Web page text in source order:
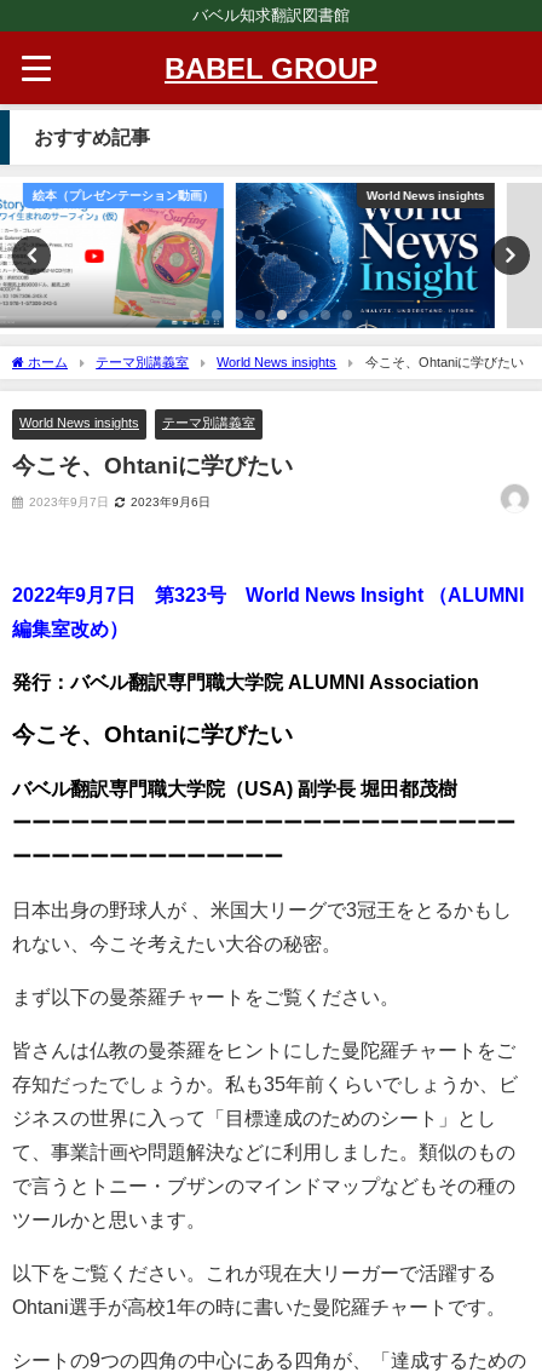
バベル知求翻訳図書館
BABEL GROUP
おすすめ記事
World News insights Message from BABEL
ホーム テーマ別講義室 World News insights 今こそ、Ohtaniに学びたい
World News insights テーマ別講義室
今こそ、Ohtaniに学びたい
2023年9月7日 2023年9月6日
2022年9月7日 第323号 World News Insight
（ALUMNI
編集室改め）
発行：バベル翻訳専門職大学院 ALUMNI Association
今こそ、Ohtaniに学びたい
バベル翻訳専門職大学院（USA) 副学長 堀田都茂樹
ーーーーーーーーーーーーーーーーーーーーーーーーーー
ーーーーーーーーーーーーーー
日本出身の野球人が 、米国大リーグで3冠王をとるかもし
れない、今こそ考えたい大谷の秘密。
まず以下の曼荼羅チャートをご覧ください。
皆さんは仏教の曼荼羅をヒントにした曼陀羅チャートをご
存知だったでしょうか。私も35年前くらいでしょうか、ビ
ジネスの世界に入って「目標達成のためのシート」とし
て、事業計画や問題解決などに利用しました。類似のもの
で言うとトニー・ブザンのマインドマップなどもその種の
ツールかと思います。
以下をご覧ください。これが現在大リーガーで活躍する
Ohtani選手が高校1年の時に書いた曼陀羅チャートです。
シートの9つの四角の中心にある四角が、「達成するための